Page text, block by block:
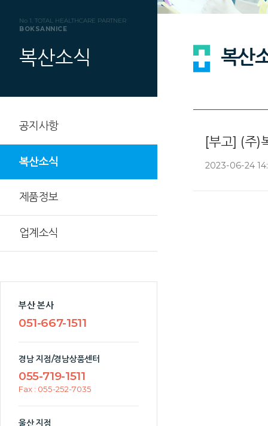
No 1. TOTAL HEALTHCARE PARTNER
BOKSANNICE
복산소식
공지사항
복산소식
제품정보
업계소식
부산 본사
051-667-1511
경남 지점/경남상품센터
055-719-1511
Fax : 055-252-7035
울산 지점
복산
[부고] (주)
2023-06-24